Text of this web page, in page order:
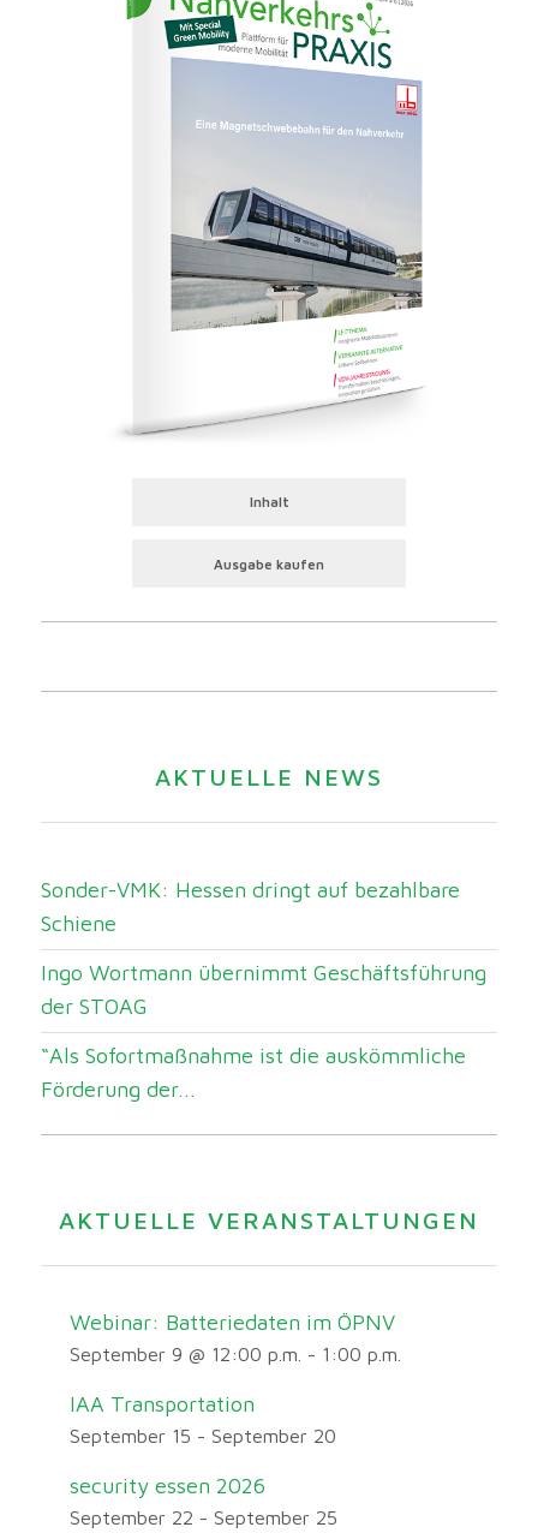
Inhalt
Ausgabe kaufen
AKTUELLE NEWS
Sonder-VMK: Hessen dringt auf bezahlbare
Schiene
Ingo Wortmann übernimmt Geschäftsführung
der STOAG
“Als Sofortmaßnahme ist die auskömmliche
Förderung der...
AKTUELLE VERANSTALTUNGEN
Webinar: Batteriedaten im ÖPNV
September 9 @ 12:00 p.m. - 1:00 p.m.
IAA Transportation
September 15 - September 20
security essen 2026
September 22 - September 25